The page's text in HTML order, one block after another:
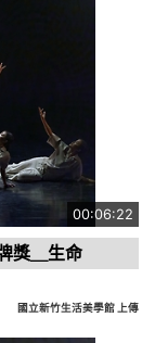
00:06:22
獎＿生命
國立新竹生活美學館 上傳